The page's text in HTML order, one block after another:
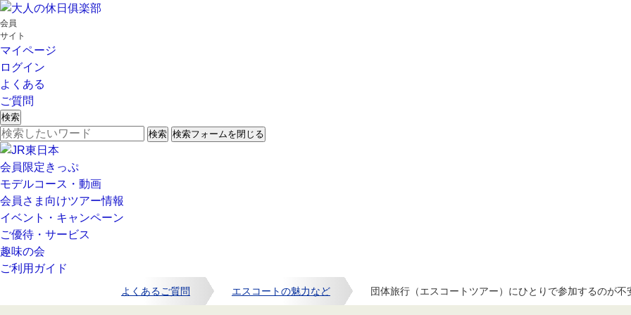
会員
サイト
マイページ
ログイン
よくある
ご質問
検索
検索 検索フォームを閉じる
会員限定きっぷ
モデルコース・動画
会員さま向けツアー情報
イベント・キャンペーン
ご優待・サービス
趣味の会
ご利用ガイド
よくあるご質問 エスコートの魅力など 団体旅行（エスコートツアー）にひとりで参加するのが